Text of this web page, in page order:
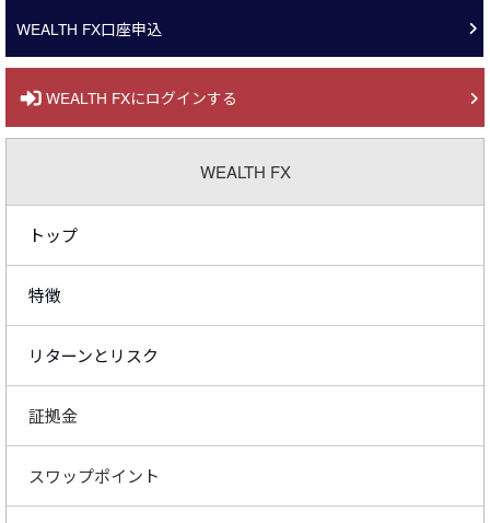
WEALTH FX口座申込
WEALTH FXにログインする
WEALTH FX
トップ
特徴
リターンとリスク
証拠金
スワップポイント